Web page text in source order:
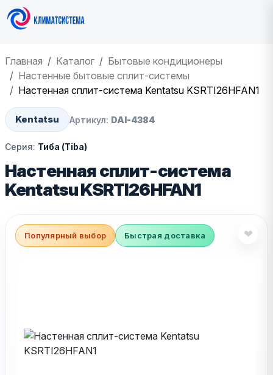
Главная Каталог
Бытовые кондиционеры
Настенные бытовые сплит-системы
Настенная сплит-система Kentatsu KSRTI26HFAN1
Kentatsu Артикул: DAI-4384
Серия: Тиба (Tiba)
Настенная сплит-система
Kentatsu KSRTI26HFAN1
Популярный выбор Быстрая доставка ❤